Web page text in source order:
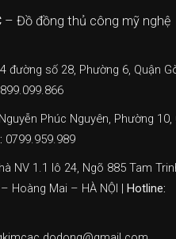
– Đồ đồng thủ công mỹ nghệ
đường số 28, Phường 6, Quận
Phúc Nguyên, Phường 10,
0799.959.989
NV 1.1 lô 24, Ngõ 885 Tam
Hoàng Mai – HÀ NỘI | Hotline: